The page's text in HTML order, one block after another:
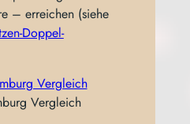
– errei­chen (sie­he
Dop­pel-
Vergleich